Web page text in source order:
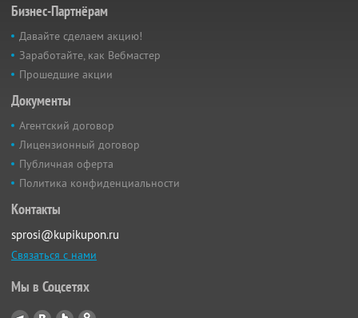
Бизнес-Партнёрам
Давайте сделаем акцию!
Заработайте, как Вебмастер
Прошедшие акции
Документы
Агентский договор
Лицензионный договор
Публичная оферта
Политика конфиденциальности
Контакты
sprosi@kupikupon.ru
Связаться с нами
Мы в Соцсетях